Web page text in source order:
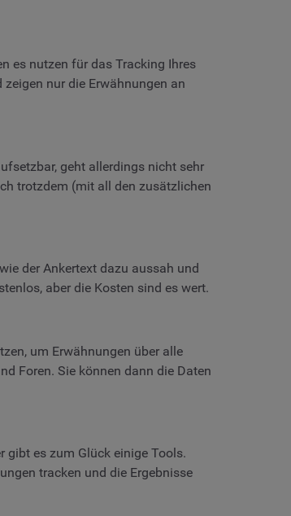
es nutzen für das Tracking Ihres
nur die Erwähnungen an
geht allerdings nicht sehr
trotzdem (mit all den zusätzlichen
der Ankertext dazu aussah und
aber die Kosten sind es wert.
um Erwähnungen über alle
Foren. Sie können dann die Daten
gibt es zum Glück einige Tools.
tracken und die Ergebnisse